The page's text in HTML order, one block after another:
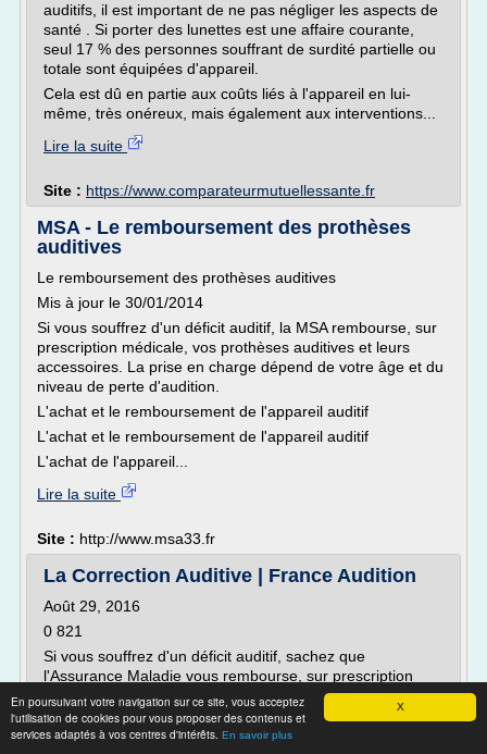
X
En poursuivant votre navigation sur ce site, vous acceptez
l'utilisation de cookies pour vous proposer des contenus et
services adaptés à vos centres d'intérêts. En savoir plus
auditifs, il est important de ne pas négliger les aspects de
santé . Si porter des lunettes est une affaire courante,
seul 17 % des personnes souffrant de surdité partielle ou
totale sont équipées d'appareil.
Cela est dû en partie aux coûts liés à l'appareil en lui-
même, très onéreux, mais également aux interventions...
Lire la suite
Site : https://www.comparateurmutuellessante.fr
MSA - Le remboursement des prothèses
auditives
Le remboursement des prothèses auditives
Mis à jour le 30/01/2014
Si vous souffrez d'un déficit auditif, la MSA rembourse, sur
prescription médicale, vos prothèses auditives et leurs
accessoires. La prise en charge dépend de votre âge et du
niveau de perte d'audition.
L'achat et le remboursement de l'appareil auditif
L'achat et le remboursement de l'appareil auditif
L'achat de l'appareil...
Lire la suite
Site : http://www.msa33.fr
La Correction Auditive | France Audition
Août 29, 2016
0 821
Si vous souffrez d'un déficit auditif, sachez que
l'Assurance Maladie vous rembourse, sur prescription
médicale, vos prothèses auditives et leurs accessoires. La
prise en charge dépend de votre âge et de votre
handicap.